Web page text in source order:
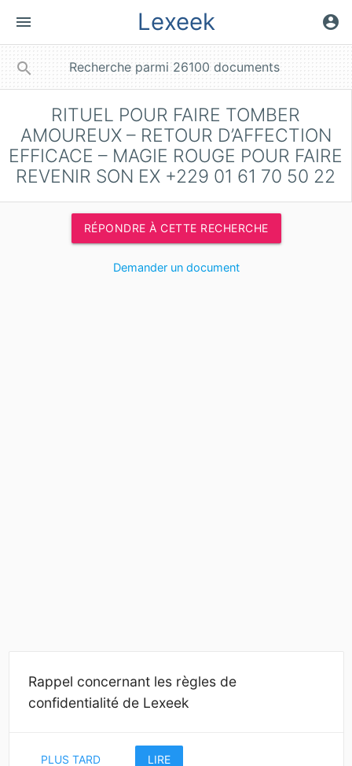
menu Lexeek account_circle
search
RITUEL POUR FAIRE TOMBER
AMOUREUX – RETOUR D’AFFECTION
EFFICACE – MAGIE ROUGE POUR FAIRE
REVENIR SON EX +229 01 61 70 50 22
RÉPONDRE À CETTE RECHERCHE
Demander un document
Rappel concernant les règles de
confidentialité de Lexeek
PLUS TARD LIRE